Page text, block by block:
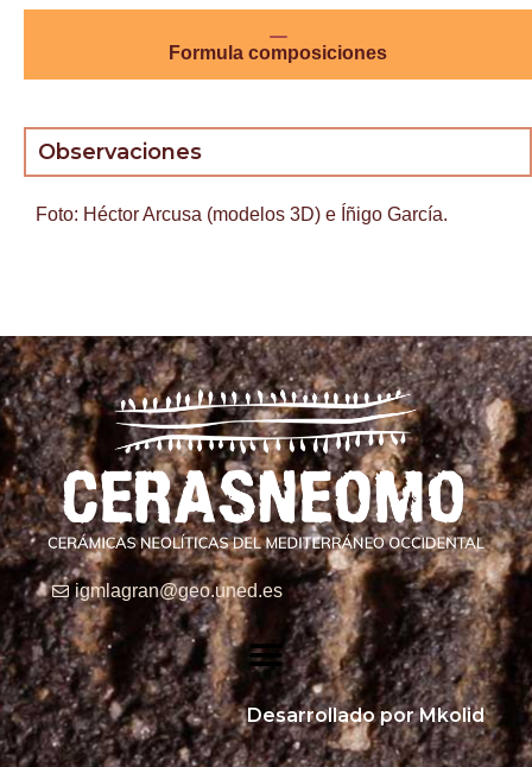
Formula composiciones
Observaciones
Foto: Héctor Arcusa (modelos 3D) e Íñigo García.
igmlagran@geo.uned.es
Desarrollado por Mkolid